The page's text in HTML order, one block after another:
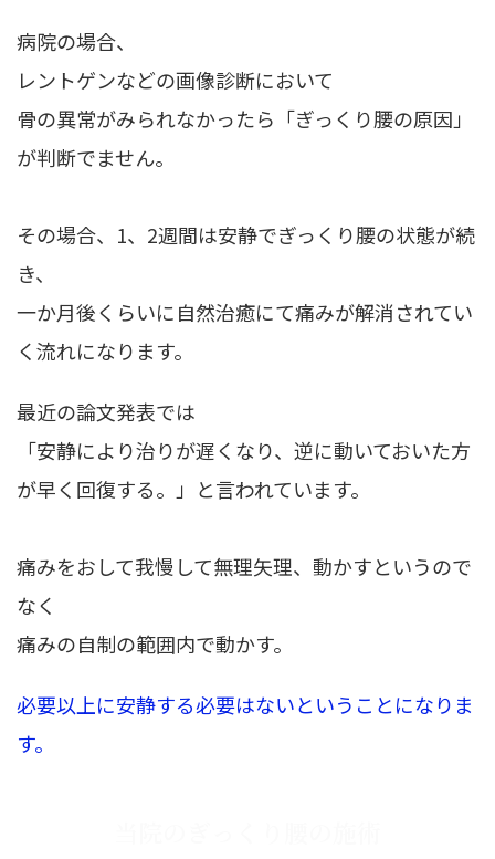
病院の場合、
レントゲンなどの画像診断において
骨の異常がみられなかったら「ぎっくり腰の原因」
が判断でません。
その場合、1、2週間は安静でぎっくり腰の状態が続
き、
一か月後くらいに自然治癒にて痛みが解消されてい
く流れになります。
最近の論文発表では
「安静により治りが遅くなり、逆に動いておいた方
が早く回復する。」 と言われています。
痛みをおして我慢して無理矢理、動かすというので
なく
痛みの自制の範囲内で動かす。
必要以上に安静する必要はないということになりま
す。